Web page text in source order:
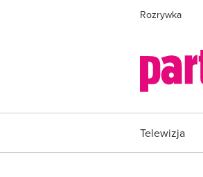
Rozrywka
Telewizja